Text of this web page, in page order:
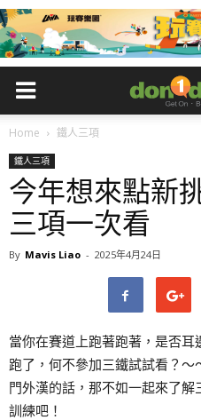
Home 鐵人三項
鐵人三項
今年想來點新
三項一次看
By Mavis Liao - 2025年4月24日
當你在賽道上跑著跑著，是否
跑了，何不參加三鐵試試看？
門外漢的話，那不如一起來了
訓練吧！